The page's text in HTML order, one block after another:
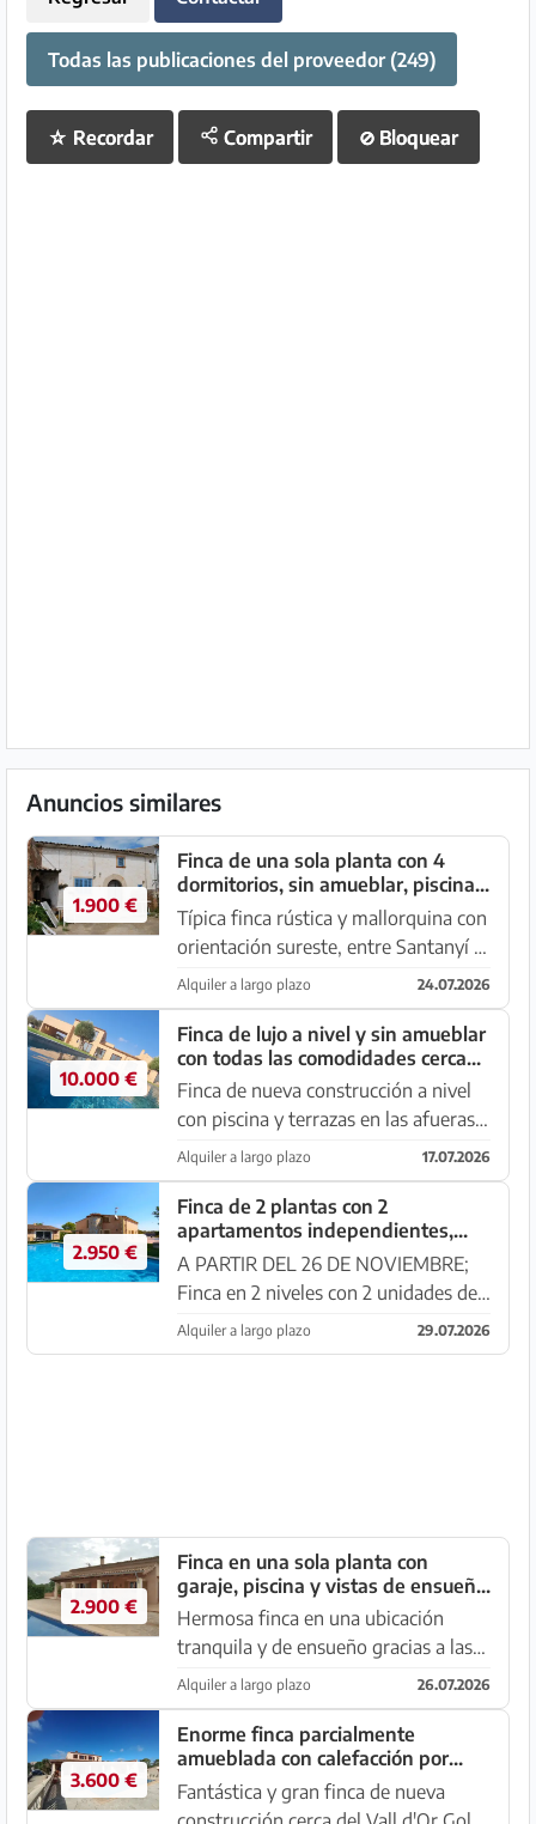
Todas las publicaciones del proveedor (249)
☆ Recordar Compartir ⊘ Bloquear
Anuncios similares
1.900 €
Finca de una sola planta con 4
dormitorios, sin amueblar, piscina,
chimenea cerca de Alqueria Blanca
Típica finca rústica y mallorquina con
orientación sureste, entre Santanyí y
Alqueria Blanca. La parcela
amurallada y vallada de unos 7.000
m2 esta cuenta con entrada cerrada,
plazas de aparcamient...
Alquiler a largo plazo 24.07.2026
10.000 €
Finca de lujo a nivel y sin amueblar
con todas las comodidades cerca
de Santanyí - Es Llombards --- F
150
Finca de nueva construcción a nivel
con piscina y terrazas en las afueras
de Santanyí - en dirección a Es
Llombards. La carretera ofrece buen
acceso a la parcela, la cual está
provista de un portón d...
Alquiler a largo plazo 17.07.2026
2.950 €
Finca de 2 plantas con 2
apartamentos independientes,
piscina y calefacción cerca de
Campos --- F 213
A PARTIR DEL 26 DE NOVIEMBRE;
Finca en 2 niveles con 2 unidades de
apartamentos separadas, piscina y
aire acondicionado cerca de Campos
Alquiler a largo plazo 29.07.2026
2.900 €
Finca en una sola planta con
garaje, piscina y vistas de ensueño
- Campos - Santanyi
Hermosa finca en una ubicación
tranquila y de ensueño gracias a las
amplias vistas sobre Campos, los
campos y las montañas.
¡¡POSIBILIDAD DE TENENCIA DE
CABALLOS!! Parcela vallada de
23.524 m2, jardí...
Alquiler a largo plazo 26.07.2026
3.600 €
Enorme finca parcialmente
amueblada con calefacción por
gasóleo, piscina y vistas al mar
cerca de Porto Colom — F 181
Fantástica y gran finca de nueva